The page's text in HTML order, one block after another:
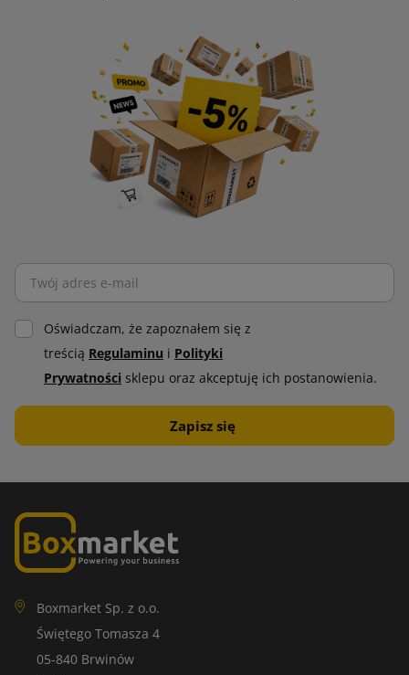
Oświadczam, że zapoznałem się z
treścią Regulaminu i Polityki
Prywatności sklepu oraz akceptuję ich postanowienia.
Boxmarket Sp. z o.o.
Świętego Tomasza 4
05-840 Brwinów